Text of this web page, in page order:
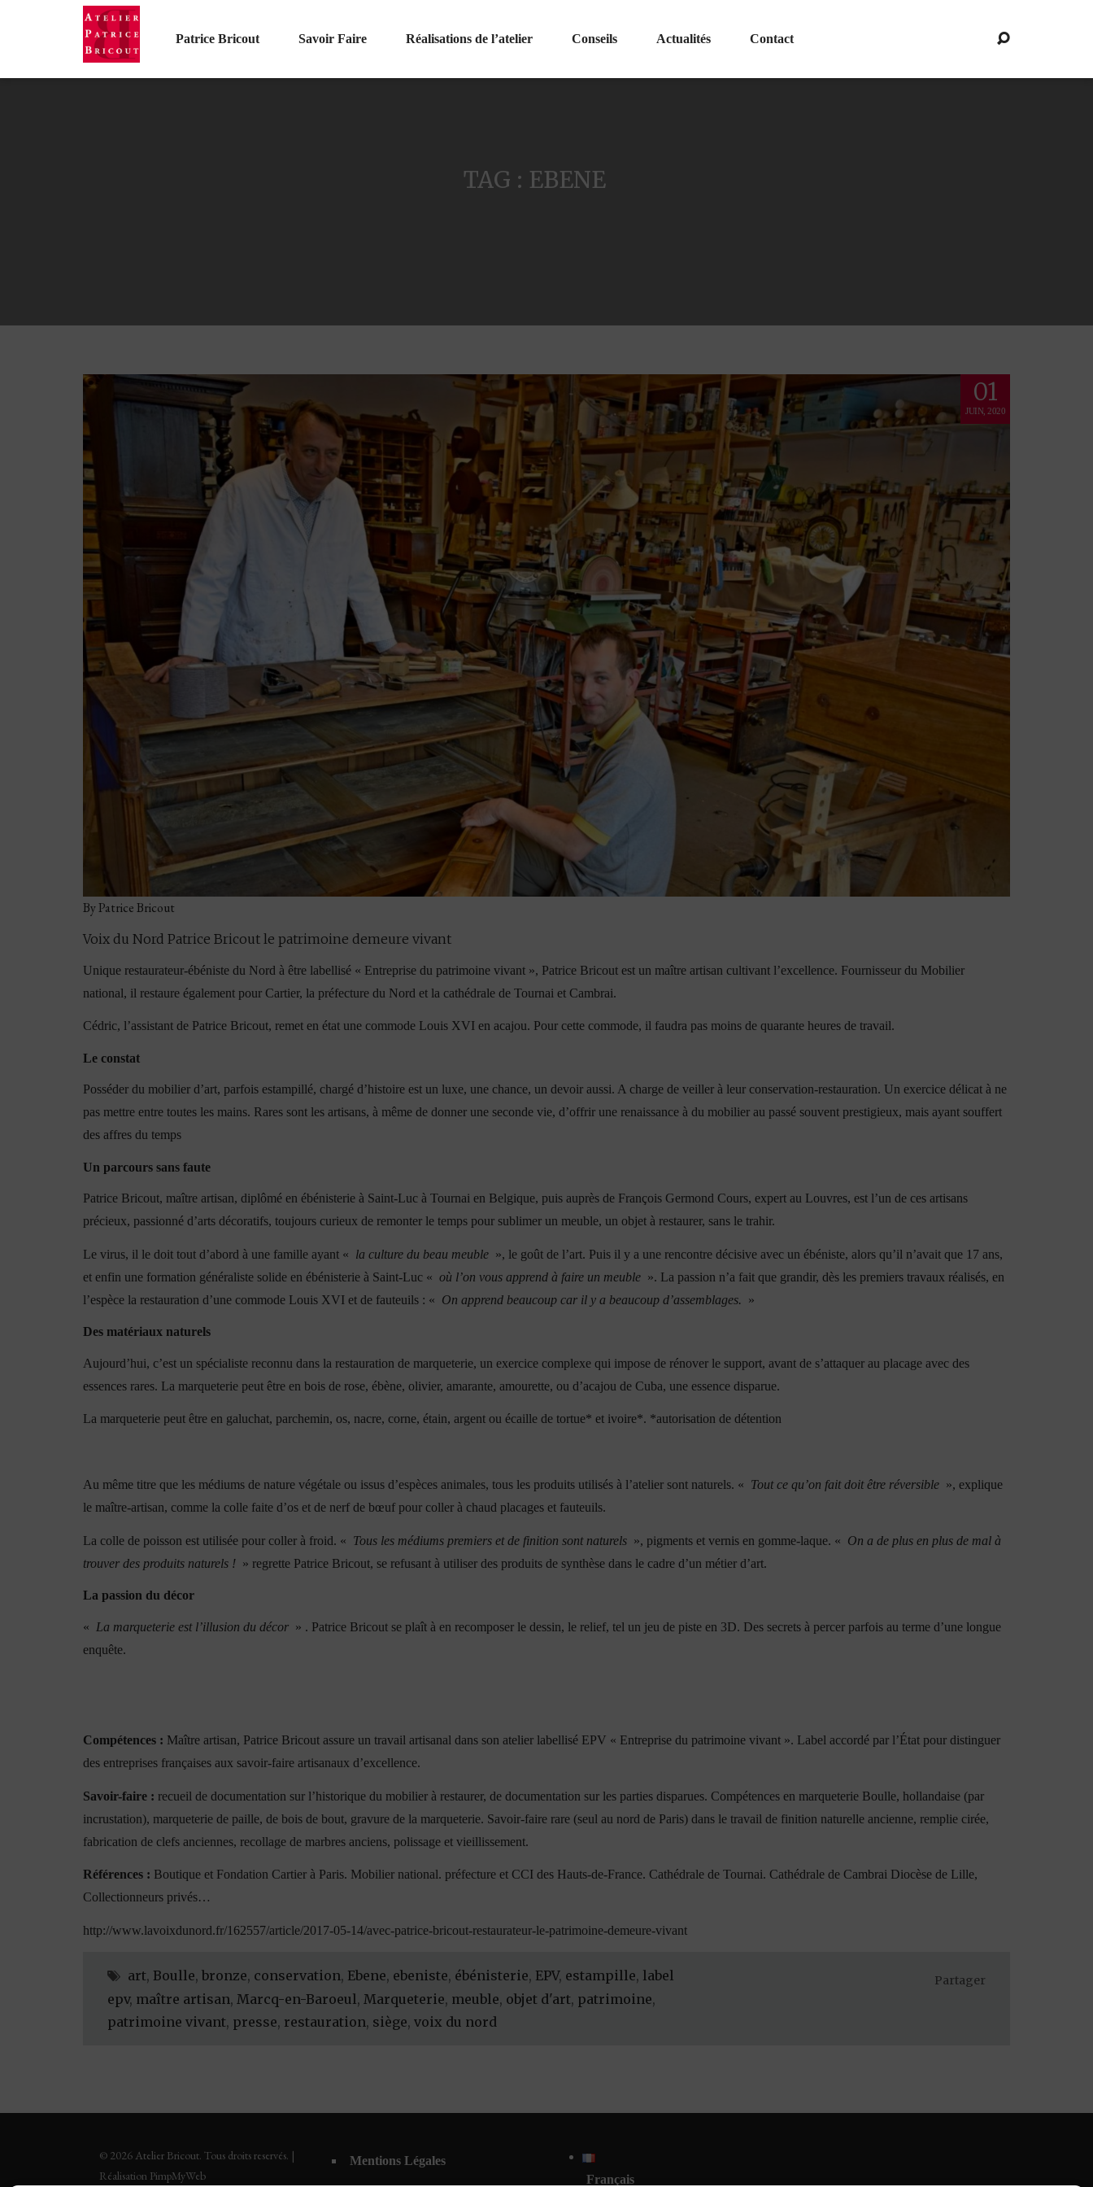
Patrice Bricout Savoir Faire Réalisations de l’atelier Conseils Actualités Contact
TAG : EBENE
01
JUIN, 2020
By Patrice Bricout
Voix du Nord Patrice Bricout le patrimoine demeure vivant
Unique restaurateur-ébéniste du Nord à être labellisé « Entreprise du patrimoine vivant », Patrice Bricout est un maître artisan cultivant l’excellence. Fournisseur du Mobilier
national, il restaure également pour Cartier, la préfecture du Nord et la cathédrale de Tournai et Cambrai.
Cédric, l’assistant de Patrice Bricout, remet en état une commode Louis XVI en acajou. Pour cette commode, il faudra pas moins de quarante heures de travail.
Le constat
Posséder du mobilier d’art, parfois estampillé, chargé d’histoire est un luxe, une chance, un devoir aussi. A charge de veiller à leur conservation-restauration. Un exercice délicat à ne
pas mettre entre toutes les mains. Rares sont les artisans, à même de donner une seconde vie, d’offrir une renaissance à du mobilier au passé souvent prestigieux, mais ayant souffert
des affres du temps
Un parcours sans faute
Patrice Bricout, maître artisan, diplômé en ébénisterie à Saint-Luc à Tournai en Belgique, puis auprès de François Germond Cours, expert au Louvres, est l’un de ces artisans
précieux, passionné d’arts décoratifs, toujours curieux de remonter le temps pour sublimer un meuble, un objet à restaurer, sans le trahir.
Le virus, il le doit tout d’abord à une famille ayant « la culture du beau meuble », le goût de l’art. Puis il y a une rencontre décisive avec un ébéniste, alors qu’il n’avait que 17 ans,
et enfin une formation généraliste solide en ébénisterie à Saint-Luc « où l’on vous apprend à faire un meuble ». La passion n’a fait que grandir, dès les premiers travaux réalisés, en
l’espèce la restauration d’une commode Louis XVI et de fauteuils : « On apprend beaucoup car il y a beaucoup d’assemblages. »
Des matériaux naturels
Aujourd’hui, c’est un spécialiste reconnu dans la restauration de marqueterie, un exercice complexe qui impose de rénover le support, avant de s’attaquer au placage avec des
essences rares. La marqueterie peut être en bois de rose, ébène, olivier, amarante, amourette, ou d’acajou de Cuba, une essence disparue.
La marqueterie peut être en galuchat, parchemin, os, nacre, corne, étain, argent ou écaille de tortue* et ivoire*. *autorisation de détention
Au même titre que les médiums de nature végétale ou issus d’espèces animales, tous les produits utilisés à l’atelier sont naturels. « Tout ce qu’on fait doit être réversible », explique
le maître-artisan, comme la colle faite d’os et de nerf de bœuf pour coller à chaud placages et fauteuils.
La colle de poisson est utilisée pour coller à froid. « Tous les médiums premiers et de finition sont naturels », pigments et vernis en gomme-laque. « On a de plus en plus de mal à
trouver des produits naturels ! » regrette Patrice Bricout, se refusant à utiliser des produits de synthèse dans le cadre d’un métier d’art.
La passion du décor
« La marqueterie est l’illusion du décor » . Patrice Bricout se plaît à en recomposer le dessin, le relief, tel un jeu de piste en 3D. Des secrets à percer parfois au terme d’une longue
enquête.
Compétences : Maître artisan, Patrice Bricout assure un travail artisanal dans son atelier labellisé EPV « Entreprise du patrimoine vivant ». Label accordé par l’État pour distinguer
des entreprises françaises aux savoir-faire artisanaux d’excellence.
Savoir-faire : recueil de documentation sur l’historique du mobilier à restaurer, de documentation sur les parties disparues. Compétences en marqueterie Boulle, hollandaise (par
incrustation), marqueterie de paille, de bois de bout, gravure de la marqueterie. Savoir-faire rare (seul au nord de Paris) dans le travail de finition naturelle ancienne, remplie cirée,
fabrication de clefs anciennes, recollage de marbres anciens, polissage et vieillissement.
Références : Boutique et Fondation Cartier à Paris. Mobilier national. préfecture et CCI des Hauts-de-France. Cathédrale de Tournai. Cathédrale de Cambrai Diocèse de Lille,
Collectionneurs privés…
http://www.lavoixdunord.fr/162557/article/2017-05-14/avec-patrice-bricout-restaurateur-le-patrimoine-demeure-vivant
art, Boulle, bronze, conservation, Ebene, ebeniste, ébénisterie, EPV, estampille, label
epv, maître artisan, Marcq-en-Baroeul, Marqueterie, meuble, objet d'art, patrimoine,
patrimoine vivant, presse, restauration, siège, voix du nord
Partager
Mentions Légales
Français
© 2026 Atelier Bricout. Tous droits reservés. |
Réalisation PimpMyWeb